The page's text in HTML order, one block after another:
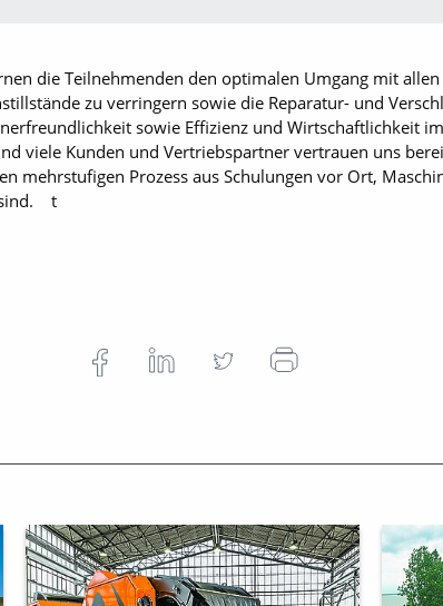
die Teilnehmenden den optimalen Umgang mit
zu verringern sowie die Reparatur- und
sowie Effizienz und Wirtschaftlichkeit
viele Kunden und Vertriebspartner vertrauen uns
mehrstufigen Prozess aus Schulungen vor Ort,
sind. t